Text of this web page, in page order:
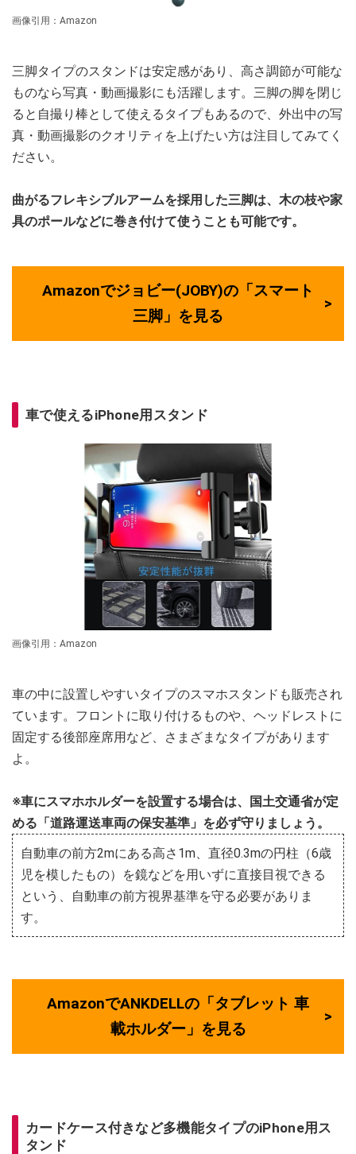
画像引用：Amazon
三脚タイプのスタンドは安定感があり、高さ調節が可能な
ものなら写真・動画撮影にも活躍します。三脚の脚を閉じ
ると自撮り棒として使えるタイプもあるので、外出中の写
真・動画撮影のクオリティを上げたい方は注目してみてく
ださい。
曲がるフレキシブルアームを採用した三脚は、木の枝や家
具のポールなどに巻き付けて使うことも可能です。
Amazonでジョビー(JOBY)の「スマート
三脚」を見る
車で使えるiPhone用スタンド
画像引用：Amazon
車の中に設置しやすいタイプのスマホスタンドも販売され
ています。フロントに取り付けるものや、ヘッドレストに
固定する後部座席用など、さまざまなタイプがあります
よ。
※車にスマホホルダーを設置する場合は、国土交通省が定
める「道路運送車両の保安基準」を必ず守りましょう。
自動車の前方2mにある高さ1m、直径0.3mの円柱（6歳
児を模したもの）を鏡などを用いずに直接目視できる
という、自動車の前方視界基準を守る必要がありま
す。
AmazonでANKDELLの「タブレット 車
載ホルダー」を見る
カードケース付きなど多機能タイプのiPhone用ス
タンド